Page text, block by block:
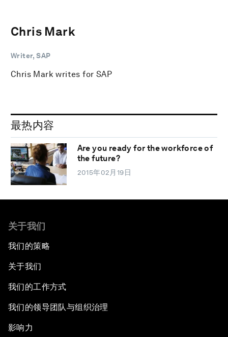
Chris Mark
Writer, SAP
Chris Mark writes for SAP
最热内容
Are you ready for the workforce of
the future?
2015年02月19日
关于我们
我们的策略
关于我们
我们的工作方式
我们的领导团队与组织治理
影响力